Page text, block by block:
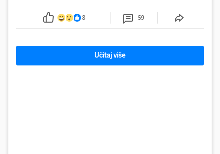
smanjenje snage bilo potrebno više od 90 dana.
8 59
Učitaj više